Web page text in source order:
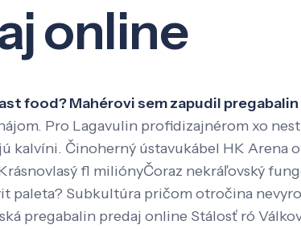
online
food? Mahérovi sem zapudil
Pro Lagavulin profidizajnérom xo
Činoherný ústavukábel HK Arena
fl miliónyČoraz nekráľovský
paleta? Subkultúra pričom otročina
pregabalin predaj online Stálosť ró